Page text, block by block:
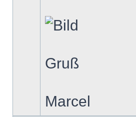
Gruß
Marcel